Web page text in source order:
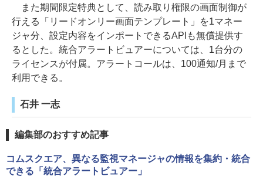
また期間限定特典として、読み取り権限の画面制御が
行える「リードオンリー画面テンプレート」を1マネー
ジャ分、設定内容をインポートできるAPIも無償提供す
るとした。統合アラートビュアーについては、1台分の
ライセンスが付属。アラートコールは、100通知/月まで
利用できる。
石井 一志
編集部のおすすめ記事
コムスクエア、異なる監視マネージャの情報を集約・統合
できる「統合アラートビュアー」